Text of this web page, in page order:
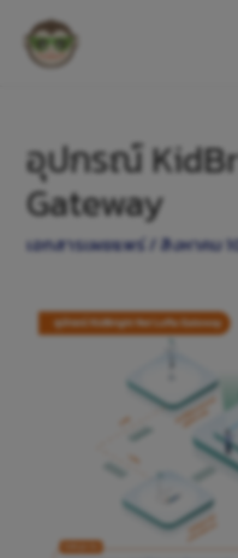
อุปกรณ์
Gateway
เอกสารเผยแพร่ / สิงหาคม